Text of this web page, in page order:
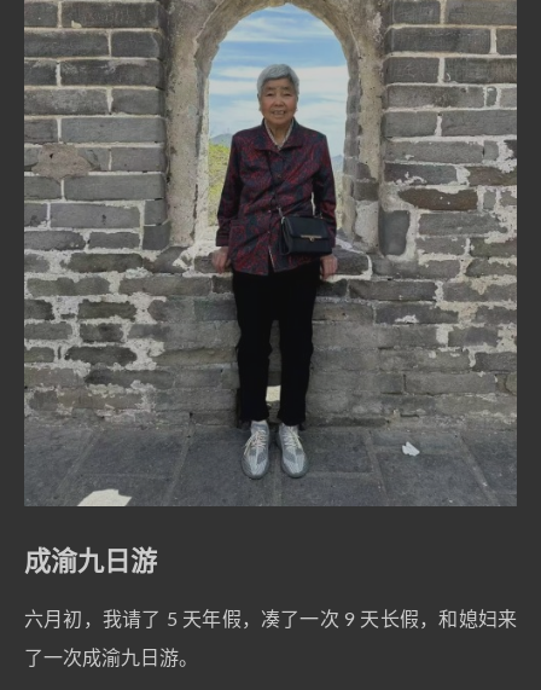
成渝九日游
六月初，我请了 5 天年假，凑了一次 9 天长假，和媳妇来
了一次成渝九日游。